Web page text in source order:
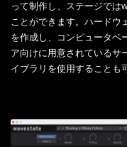
って制作し、ステージでは
ことができます。ハードウ
を作成し、コンピュータベ
ア向けに用意されているサ
イブラリを使用することも